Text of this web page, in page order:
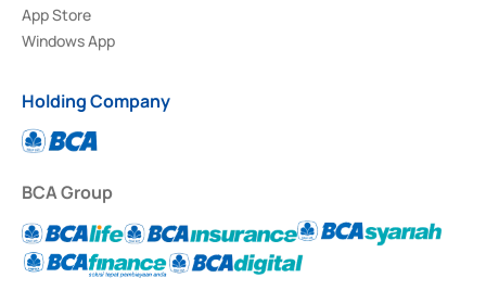
App Store
Windows App
Holding Company
BCA Group